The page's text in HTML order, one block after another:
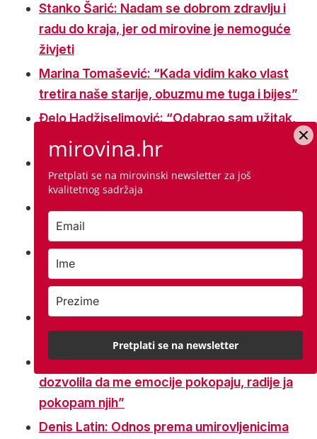
Stanko Šarić: Nadam se dobrom zdravlju i
radu do kraja, jer od mirovine je nemoguće
živjeti
Marina Tomašević: “Kada vidim kako vlast
tretira naše starije, obuzmu me tuga i bijes”
Đelo Hadžiselimović: “Odabrao sam užitak,
mir, poljoprivredu i svoje maslinovo ulje”
političara, znaju dati sebi, ali ne i ljudima
Brega, Čola, Kalember… ali im ne zavidim
Zoran Vakula: “Mirovinu priželjkujem već sad
i nadam se uživanju u njoj bez dodatnog
rada”
Piko Stančić: “Ljudi su radom zaslužili barem
tri puta veće mirovine”
Zdenka Kovačiček: “Nisam si nikada
dozvolila da me emocije pokopaju, radije ja
pokopam njih”
Denis Latin: Odnos prema umirovljenicima
mirovina.hr
Pretplati se na mirovinski newsletter za još
kvalitetnog sadržaja
Pretplati se na newsletter